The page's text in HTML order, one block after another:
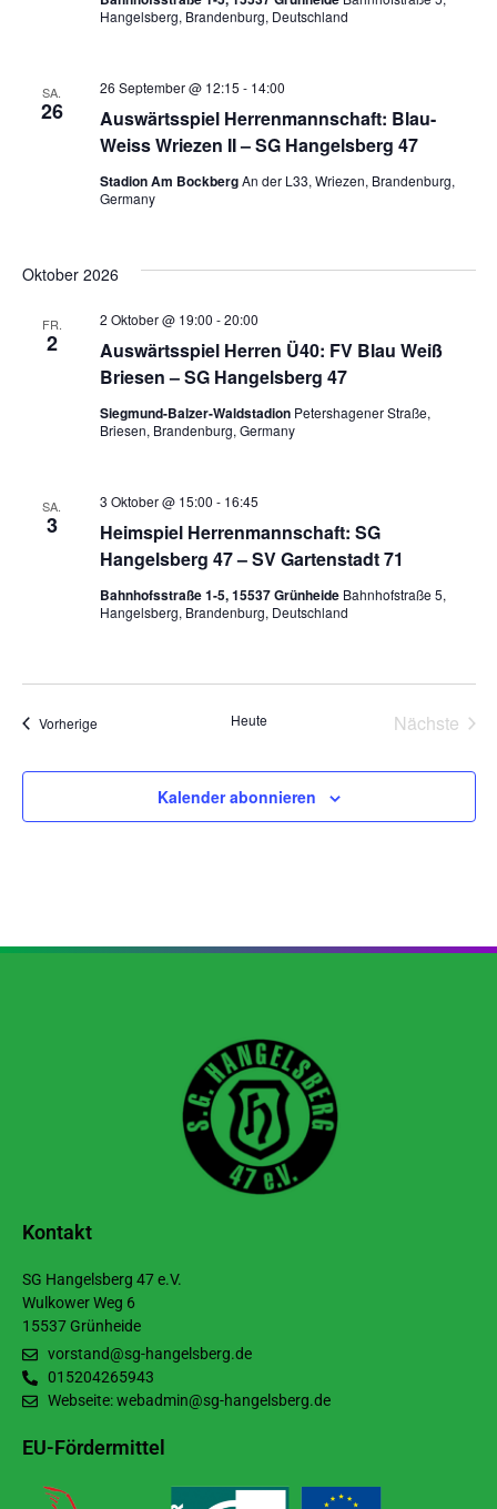
Hangelsberg, Brandenburg, Deutschland
SA.
26
Auswärtsspiel Herrenmannschaft: Blau-
Weiss Wriezen II – SG Hangelsberg 47
26 September @ 12:15 - 14:00
Stadion Am BockbergAn der L33, Wriezen, Brandenburg,
Germany
Oktober 2026
FR.
2
Auswärtsspiel Herren Ü40: FV Blau Weiß
Briesen – SG Hangelsberg 47
2 Oktober @ 19:00 -20:00
Siegmund-Balzer-Waldstadion Petershagener Straße,
Briesen, Brandenburg, Germany
SA.
3
Heimspiel Herrenmannschaft: SG
Hangelsberg 47 – SV Gartenstadt 71
3 Oktober @ 15:00 - 16:45
Bahnhofsstraße 1-5, 15537 Grünheide Bahnhofstraße 5,
Hangelsberg, Brandenburg, Deutschland
VorherigeVeranstaltungen Heute Nächste
Kalender abonnieren
Kontakt
SG Hangelsberg 47 e.V.
Wulkower Weg 6
15537 Grünheide
vorstand@sg-hangelsberg.de
015204265943
Webseite: webadmin@sg-hangelsberg.de
EU-Fördermittel